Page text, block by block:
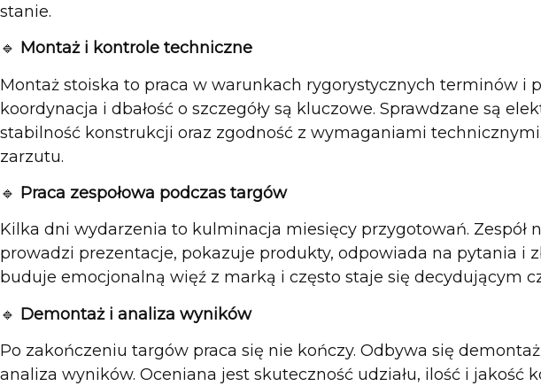
stanie.
🔹 Montaż i kontrole techniczne
Montaż stoiska to praca w warunkach rygorystycznych terminów i
koordynacja i dbałość o szczegóły są kluczowe. Sprawdzane są
stabilność konstrukcji oraz zgodność z wymaganiami
zarzutu.
🔹 Praca zespołowa podczas targów
Kilka dni wydarzenia to kulminacja miesięcy przygotowań. Zespół
prowadzi prezentacje, pokazuje produkty, odpowiada na pytania i
buduje emocjonalną więź z marką i często staje się decydującym
🔹 Demontaż i analiza wyników
Po zakończeniu targów praca się nie kończy. Odbywa się
analiza wyników. Oceniana jest skuteczność udziału, ilość i